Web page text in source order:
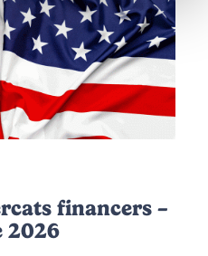
financers –
2026